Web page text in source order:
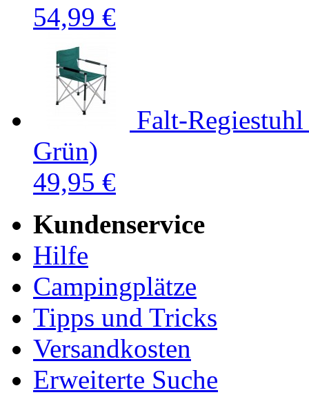
54,99 €
Falt-
Grün)
49,95 €
Kundenservice
Hilfe
Campingplätze
Tipps und Tricks
Versandkosten
Erweiterte Suche